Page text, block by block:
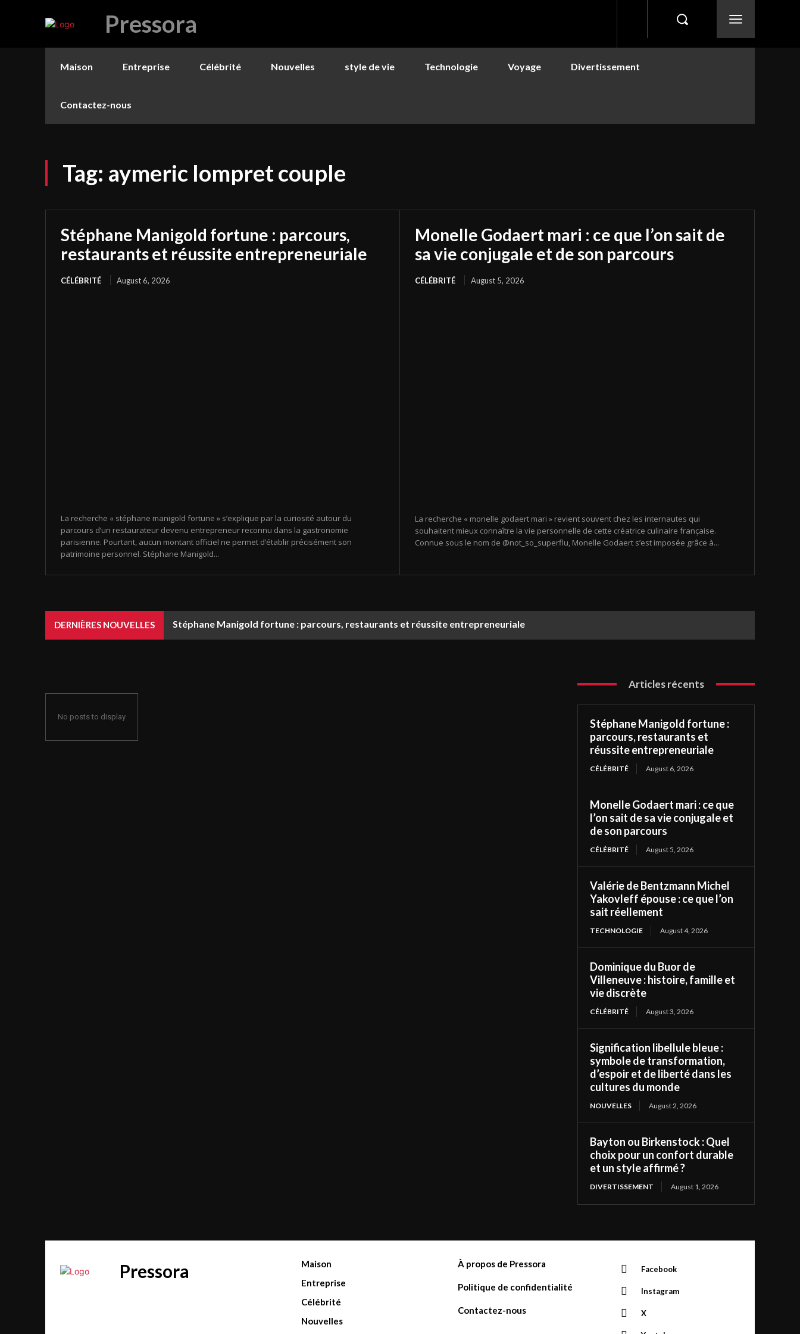
Pressora
Maison Entreprise Célébrité Nouvelles style de vie Technologie Voyage Divertissement
Contactez-nous
Tag: aymeric lompret couple
Stéphane Manigold fortune : parcours,
restaurants et réussite entrepreneuriale
CÉLÉBRITÉ August 6, 2026
La recherche « stéphane manigold fortune » s’explique par la curiosité autour du
parcours d’un restaurateur devenu entrepreneur reconnu dans la gastronomie
parisienne. Pourtant, aucun montant officiel ne permet d’établir précisément son
patrimoine personnel. Stéphane Manigold...
Monelle Godaert mari : ce que l’on sait de
sa vie conjugale et de son parcours
CÉLÉBRITÉ August 5, 2026
La recherche « monelle godaert mari » revient souvent chez les internautes qui
souhaitent mieux connaître la vie personnelle de cette créatrice culinaire française.
Connue sous le nom de @not_so_superflu, Monelle Godaert s’est imposée grâce à...
DERNIÈRES NOUVELLES Stéphane Manigold fortune : parcours, restaurants et réussite entrepreneuriale
No posts to display
Articles récents
Stéphane Manigold fortune :
parcours, restaurants et
réussite entrepreneuriale
CÉLÉBRITÉ August 6, 2026
Monelle Godaert mari : ce que
l’on sait de sa vie conjugale et
de son parcours
CÉLÉBRITÉ August 5, 2026
Valérie de Bentzmann Michel
Yakovleff épouse : ce que l’on
sait réellement
TECHNOLOGIE August 4, 2026
Dominique du Buor de
Villeneuve : histoire, famille et
vie discrète
CÉLÉBRITÉ August 3, 2026
Signification libellule bleue :
symbole de transformation,
d’espoir et de liberté dans les
cultures du monde
NOUVELLES August 2, 2026
Bayton ou Birkenstock : Quel
choix pour un confort durable
et un style affirmé ?
DIVERTISSEMENT August 1, 2026
Pressora
Maison
Entreprise
Célébrité
Nouvelles
À propos de Pressora
Politique de confidentialité
Contactez-nous
Facebook
Instagram
X